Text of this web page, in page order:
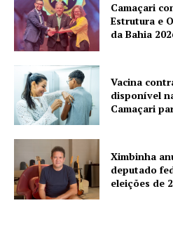
Camaçari
Estrutura e
da Bahia
Vacina
disponível
Camaçari
Ximbinha
deputado
eleições de